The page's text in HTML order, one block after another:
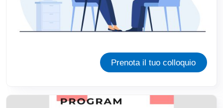
Prenota il tuo colloquio